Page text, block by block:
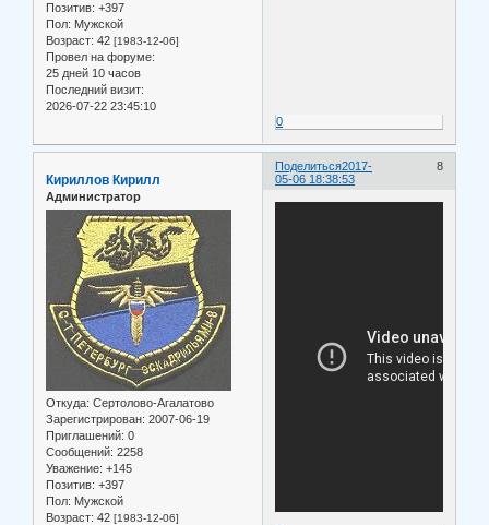
Позитив: +397
Пол: Мужской
Возраст: 42 [1983-12-06]
Провел на форуме:
25 дней 10 часов
Последний визит:
2026-07-22 23:45:10
0
Поделиться 8
2017-
05-06 18:38:53
Кириллов Кирилл
Администратор
Откуда: Сертолово-Агалатово
Зарегистрирован: 2007-06-19
Приглашений: 0
Сообщений: 2258
Уважение: +145
Позитив: +397
Пол: Мужской
Возраст: 42 [1983-12-06]